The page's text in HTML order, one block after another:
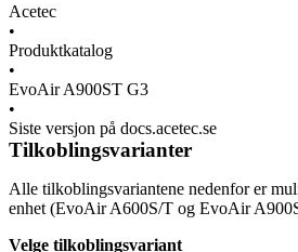
Acetec
•
Produktkatalog
•
EvoAir A900ST G3
•
Siste versjon på docs.acetec.se
Tilkoblingsvarianter
Alle tilkoblingsvariantene nedenfor er
enhet (EvoAir A600S/T og EvoAir
Velge tilkoblingsvariant